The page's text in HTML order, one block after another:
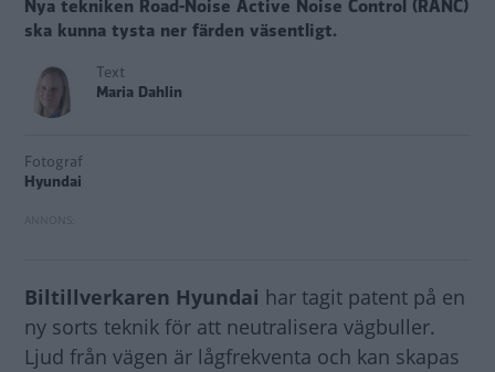
Nya tekniken Road-Noise Active Noise Control (RANC)
ska kunna tysta ner färden väsentligt.
Text
Maria Dahlin
Fotograf
Hyundai
Biltillverkaren Hyundai har tagit patent på en
ny sorts teknik för att neutralisera vägbuller.
Ljud från vägen är lågfrekventa och kan skapas